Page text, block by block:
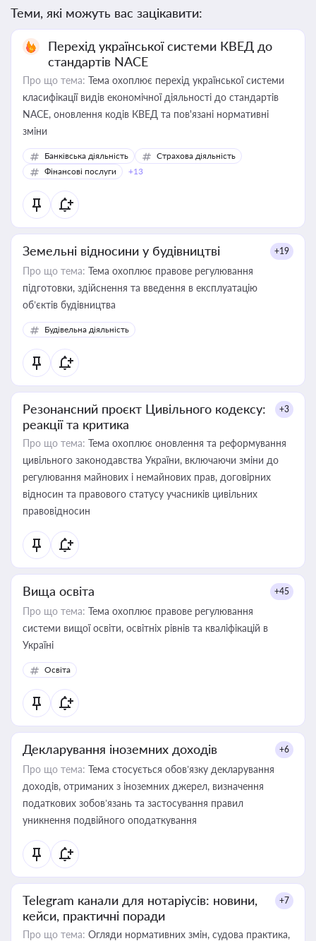
Теми, які можуть вас зацікавити:
Перехід української системи КВЕД до
стандартів NACE
Про що тема: Тема охоплює перехід української системи
класифікації видів економічної діяльності до стандартів
NACE, оновлення кодів КВЕД та пов'язані нормативні
зміни
Банківська діяльність
Страхова діяльність
Фінансові послуги
+13
Земельні відносини у будівництві +19
Про що тема: Тема охоплює правове регулювання
підготовки, здійснення та введення в експлуатацію
об’єктів будівництва
Будівельна діяльність
Резонансний проєкт Цивільного кодексу:
реакції та критика
+3
Про що тема: Тема охоплює оновлення та реформування
цивільного законодавства України, включаючи зміни до
регулювання майнових і немайнових прав, договірних
відносин та правового статусу учасників цивільних
правовідносин
Вища освіта +45
Про що тема: Тема охоплює правове регулювання
системи вищої освіти, освітніх рівнів та кваліфікацій в
Україні
Освіта
Декларування іноземних доходів +6
Про що тема: Тема стосується обов’язку декларування
доходів, отриманих з іноземних джерел, визначення
податкових зобов’язань та застосування правил
уникнення подвійного оподаткування
Telegram канали для нотаріусів: новини,
кейси, практичні поради
+7
Про що тема: Огляди нормативних змін, судова практика,